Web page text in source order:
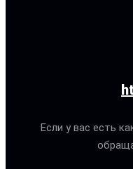
Если у вас есть